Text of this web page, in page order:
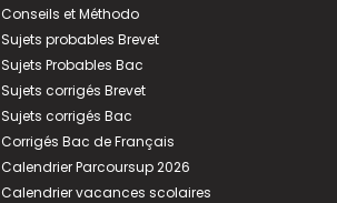
Conseils et Méthodo
Sujets probables Brevet
Sujets Probables Bac
Sujets corrigés Brevet
Sujets corrigés Bac
Corrigés Bac de Français
Calendrier Parcoursup 2026
Calendrier vacances scolaires